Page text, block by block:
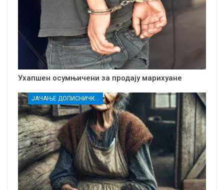
Ухапшен осумњичени за продају марихуане
ЈАЧАЊЕ ДОПИСНИЧКЕ МРЕЖЕ НЕЗАВИСНИХ МЕДИЈА У РАСИНСКОМ ОКРУГУ